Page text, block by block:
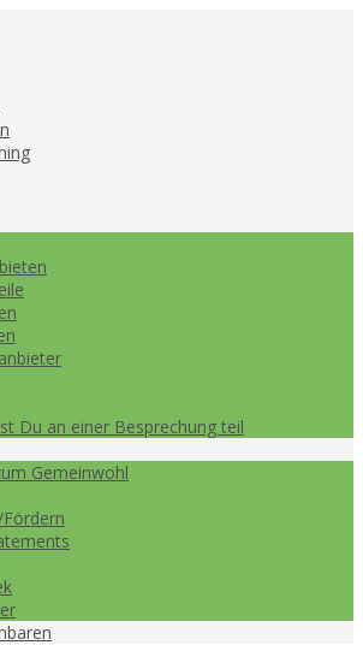
Du an einer Besprechung teil
Gemeinwohl